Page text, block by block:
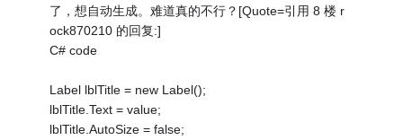
了，想自动生成。难道真的不行？[Quote=引用 8 楼 r
ock870210 的回复:]
C# code
Label lblTitle = new Label();
lblTitle.Text = value;
lblTitle.AutoSize = false;